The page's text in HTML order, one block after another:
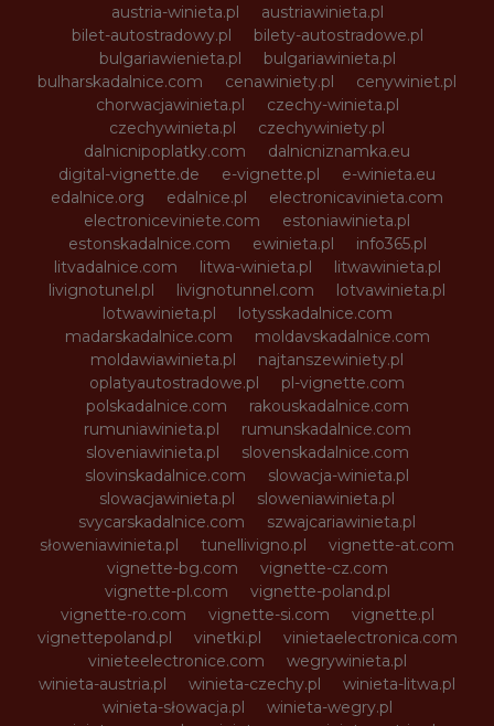
austria-winieta.pl
austriawinieta.pl
bilet-autostradowy.pl
bilety-autostradowe.pl
bulgariawienieta.pl
bulgariawinieta.pl
bulharskadalnice.com
cenawiniety.pl
cenywiniet.pl
chorwacjawinieta.pl
czechy-winieta.pl
czechywinieta.pl
czechywiniety.pl
dalnicnipoplatky.com
dalnicniznamka.eu
digital-vignette.de
e-vignette.pl
e-winieta.eu
edalnice.org
edalnice.pl
electronicavinieta.com
electroniceviniete.com
estoniawinieta.pl
estonskadalnice.com
ewinieta.pl
info365.pl
litvadalnice.com
litwa-winieta.pl
litwawinieta.pl
livignotunel.pl
livignotunnel.com
lotvawinieta.pl
lotwawinieta.pl
lotysskadalnice.com
madarskadalnice.com
moldavskadalnice.com
moldawiawinieta.pl
najtanszewiniety.pl
oplatyautostradowe.pl
pl-vignette.com
polskadalnice.com
rakouskadalnice.com
rumuniawinieta.pl
rumunskadalnice.com
sloveniawinieta.pl
slovenskadalnice.com
slovinskadalnice.com
slowacja-winieta.pl
slowacjawinieta.pl
sloweniawinieta.pl
svycarskadalnice.com
szwajcariawinieta.pl
słoweniawinieta.pl
tunellivigno.pl
vignette-at.com
vignette-bg.com
vignette-cz.com
vignette-pl.com
vignette-poland.pl
vignette-ro.com
vignette-si.com
vignette.pl
vignettepoland.pl
vinetki.pl
vinietaelectronica.com
vinieteelectronice.com
wegrywinieta.pl
winieta-austria.pl
winieta-czechy.pl
winieta-litwa.pl
winieta-słowacja.pl
winieta-wegry.pl